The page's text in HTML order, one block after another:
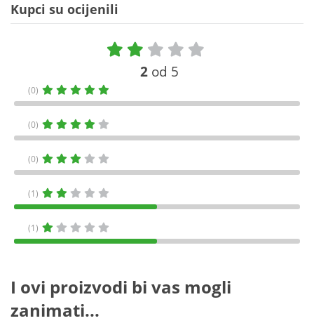
Kupci su ocijenili
2 od 5
(0)
(0)
(0)
(1)
(1)
I ovi proizvodi bi vas mogli
zanimati...